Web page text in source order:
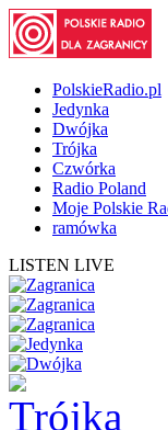
PolskieRadio.pl
Jedynka
Dwójka
Trójka
Czwórka
Radio Poland
Moje Polskie
ramówka
LISTEN LIVE